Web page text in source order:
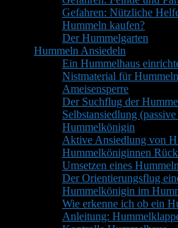
Gefahren: Nützliche
Hummeln kaufen?
Der Hummelgarten
Hummeln Ansiedeln
Ein Hummelhaus
Nistmaterial für Hummeln
Ameisensperre
Der Suchflug der
Selbstansiedlung
Hummelkönigin
Aktive Ansiedlung von
Hummelköniginnen
Umsetzen eines
Der Orientierungsflug
Hummelkönigin im
Wie erkenne ich ob ein
Anleitung: